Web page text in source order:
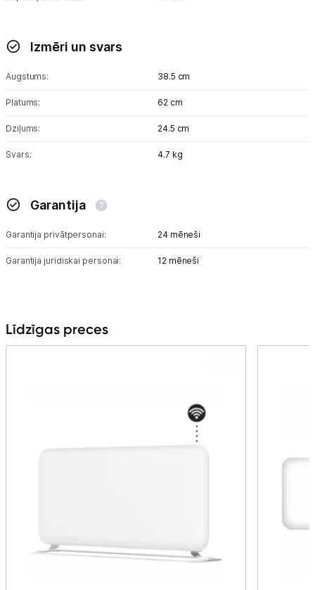
Izmēri un svars
Augstums: 38.5 cm
Platums: 62 cm
Dziļums: 24.5 cm
Svars: 4.7 kg
Garantija
Garantija privātpersonai: 24 mēneši
Garantija juridiskai personai: 12 mēneši
Līdzīgas preces